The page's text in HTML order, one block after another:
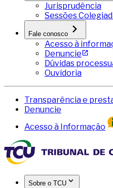
Jurisprudência
Sessões
Fale conosco
Acesso à
Denuncie
Dúvidas
Ouvidoria
Transparência e
Denuncie
Acesso à Informação
Sobre o TCU